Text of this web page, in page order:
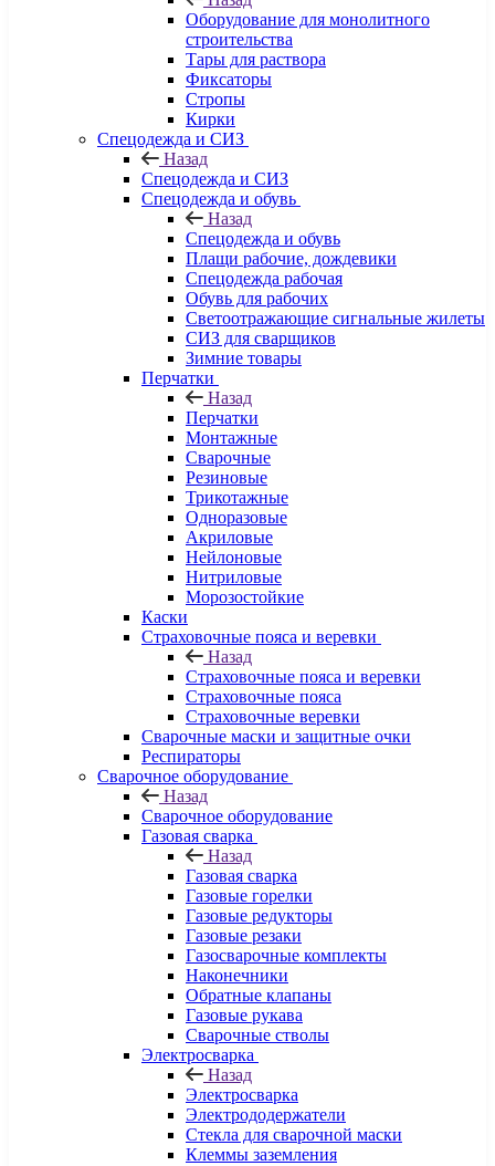
Оборудование для монолитного
строительства
Тары для раствора
Фиксаторы
Стропы
Кирки
Спецодежда и СИЗ
Назад
Спецодежда и СИЗ
Спецодежда и обувь
Назад
Спецодежда и обувь
Плащи рабочие, дождевики
Спецодежда рабочая
Обувь для рабочих
Светоотражающие сигнальные жилеты
СИЗ для сварщиков
Зимние товары
Перчатки
Назад
Перчатки
Монтажные
Сварочные
Резиновые
Трикотажные
Одноразовые
Акриловые
Нейлоновые
Нитриловые
Морозостойкие
Каски
Страховочные пояса и веревки
Назад
Страховочные пояса и веревки
Страховочные пояса
Страховочные веревки
Сварочные маски и защитные очки
Респираторы
Сварочное оборудование
Назад
Сварочное оборудование
Газовая сварка
Назад
Газовая сварка
Газовые горелки
Газовые редукторы
Газовые резаки
Газосварочные комплекты
Наконечники
Обратные клапаны
Газовые рукава
Сварочные стволы
Электросварка
Назад
Электросварка
Электрододержатели
Стекла для сварочной маски
Клеммы заземления